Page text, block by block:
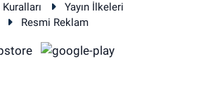
Yayın İlkeleri
Resmi Reklam